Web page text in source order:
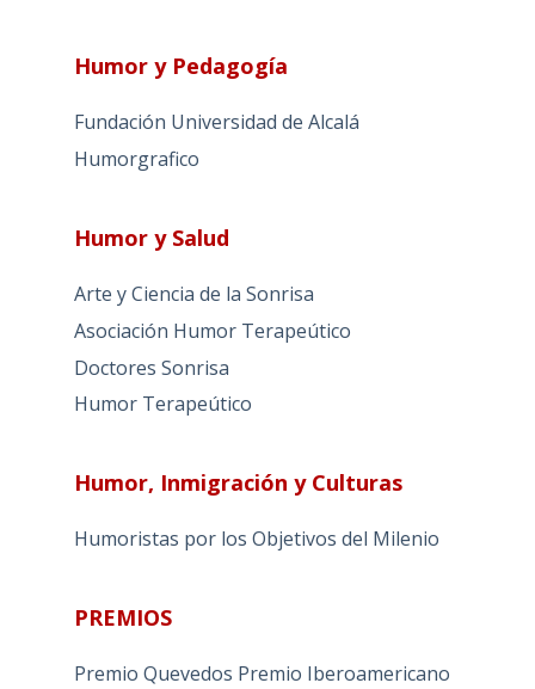
Humor y Pedagogía
Fundación Universidad de Alcalá
Humorgrafico
Humor y Salud
Arte y Ciencia de la Sonrisa
Asociación Humor Terapeútico
Doctores Sonrisa
Humor Terapeútico
Humor, Inmigración y Culturas
Humoristas por los Objetivos del Milenio
PREMIOS
Premio Quevedos Premio Iberoamericano